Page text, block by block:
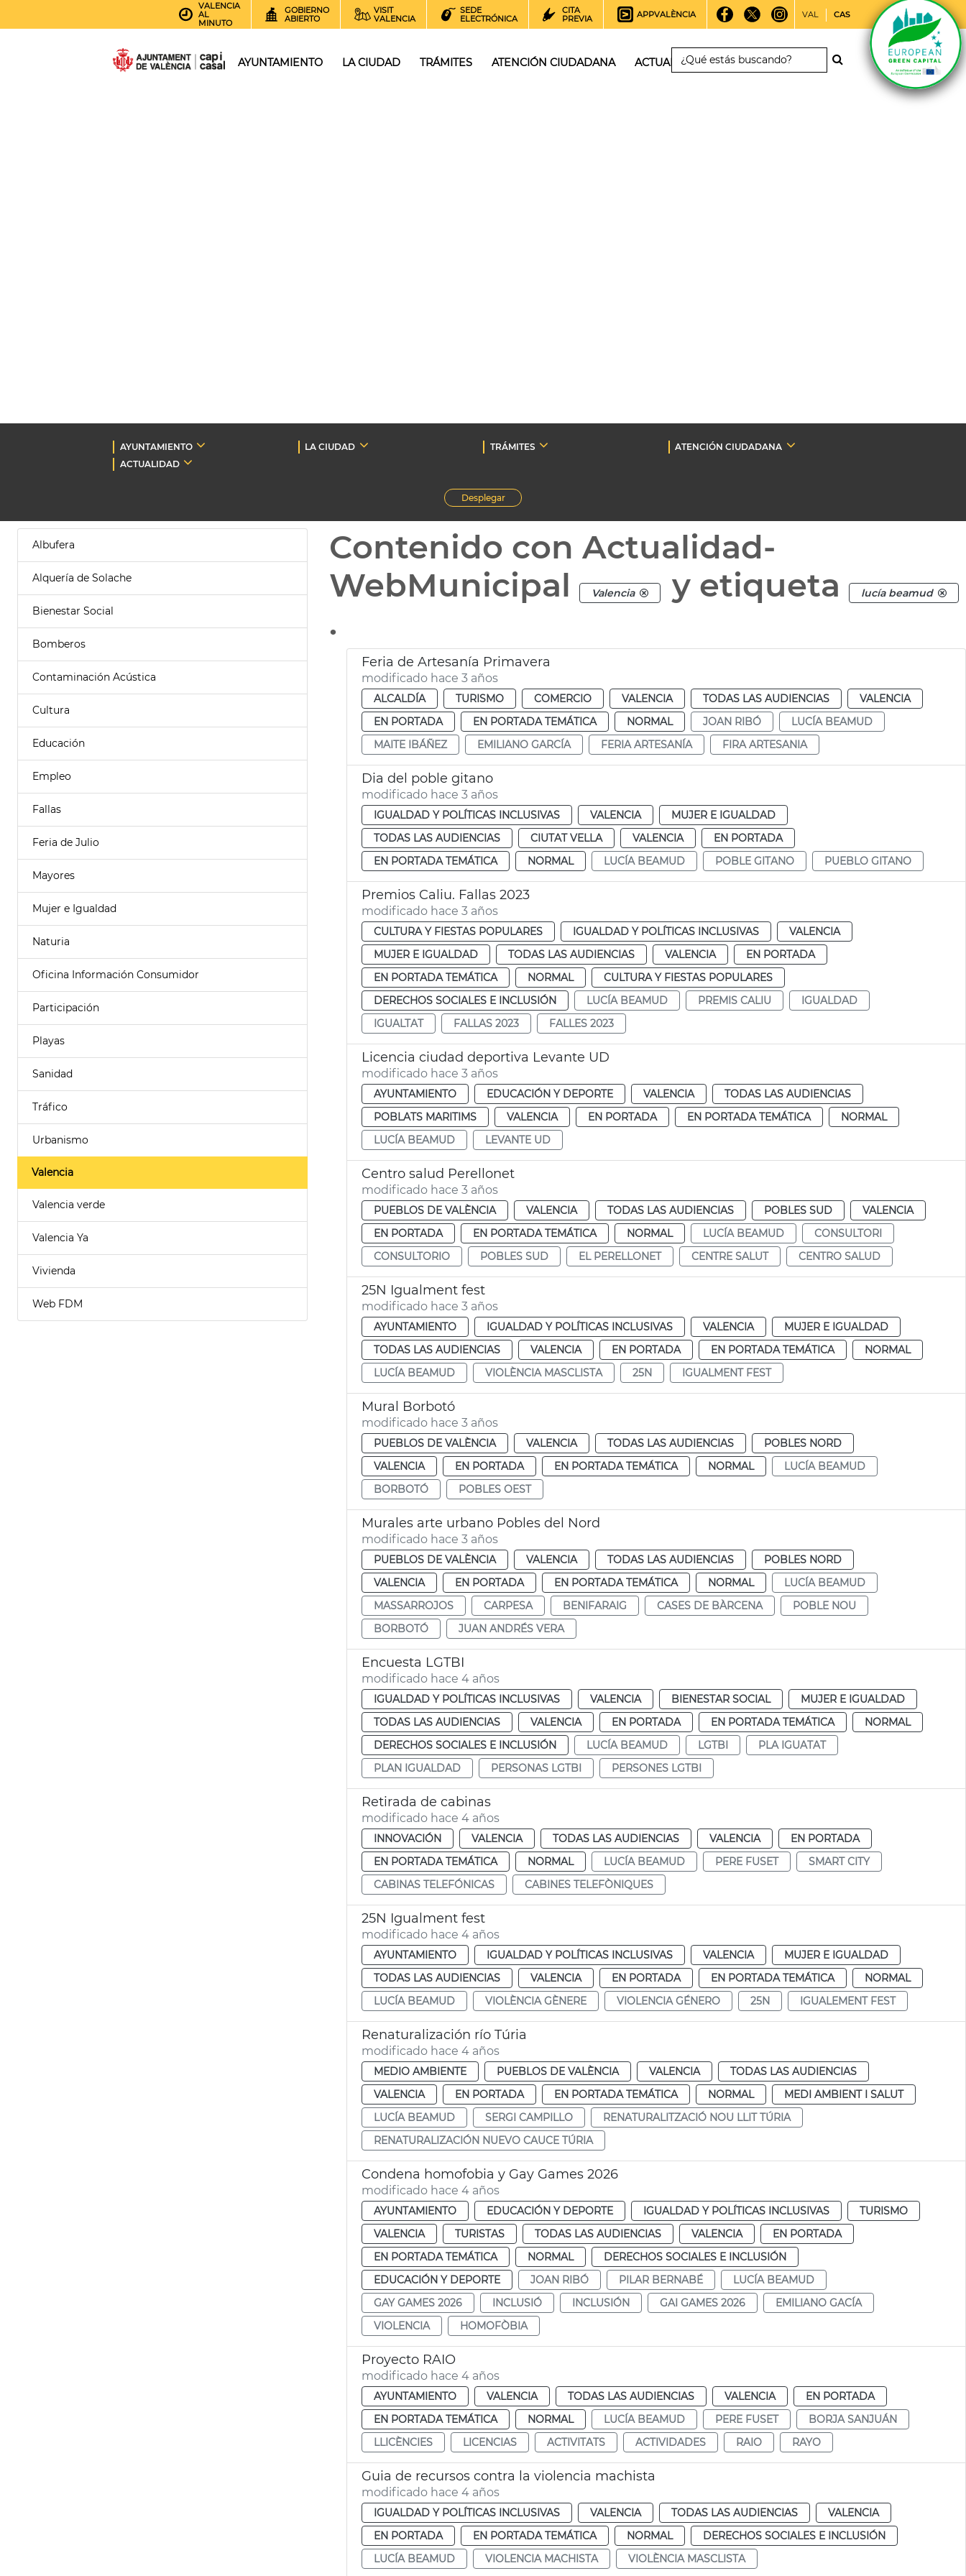
VALENCIA
AL
MINUTO
GOBIERNO
ABIERTO
VISIT
VALENCIA
SEDE
ELECTRÓNICA
CITA
PREVIA
APPVALÈNCIA VAL CAS
AYUNTAMIENTO LA CIUDAD TRÁMITES ATENCIÓN CIUDADANA ACTUALIDAD
AYUNTAMIENTO LA CIUDAD TRÁMITES
ATENCIÓN CIUDADANA
ACTUALIDAD
Desplegar
Albufera
Alquería de Solache
Bienestar Social
Bomberos
Contaminación Acústica
Cultura
Educación
Empleo
Fallas
Feria de Julio
Mayores
Mujer e Igualdad
Naturia
Oficina Información Consumidor
Participación
Playas
Sanidad
Tráfico
Urbanismo
Valencia
Valencia verde
Valencia Ya
Vivienda
Web FDM
Contenido con Actualidad-
WebMunicipal
Valencia y etiqueta lucía beamud
.
Feria de Artesanía Primavera
modificado hace 3 años
ALCALDÍA TURISMO COMERCIO VALENCIA TODAS LAS AUDIENCIAS
VALENCIA
EN PORTADA
EN PORTADA TEMÁTICA NORMAL JOAN RIBÓ
LUCÍA BEAMUD
MAITE IBÁÑEZ
EMILIANO GARCÍA FERIA ARTESANÍA FIRA ARTESANIA
Dia del poble gitano
modificado hace 3 años
IGUALDAD Y POLÍTICAS INCLUSIVAS VALENCIA
MUJER E IGUALDAD
TODAS LAS AUDIENCIAS
CIUTAT VELLA VALENCIA
EN PORTADA
EN PORTADA TEMÁTICA
NORMAL LUCÍA BEAMUD POBLE GITANO PUEBLO GITANO
Premios Caliu. Fallas 2023
modificado hace 3 años
CULTURA Y FIESTAS POPULARES IGUALDAD Y POLÍTICAS INCLUSIVAS
VALENCIA
MUJER E IGUALDAD
TODAS LAS AUDIENCIAS VALENCIA
EN PORTADA
EN PORTADA TEMÁTICA
NORMAL
CULTURA Y FIESTAS POPULARES
DERECHOS SOCIALES E INCLUSIÓN
LUCÍA BEAMUD PREMIS CALIU
IGUALDAD
IGUALTAT
FALLAS 2023 FALLES 2023
Licencia ciudad deportiva Levante UD
modificado hace 3 años
AYUNTAMIENTO EDUCACIÓN Y DEPORTE VALENCIA
TODAS LAS AUDIENCIAS
POBLATS MARITIMS
VALENCIA EN PORTADA EN PORTADA TEMÁTICA
NORMAL
LUCÍA BEAMUD
LEVANTE UD
Centro salud Perellonet
modificado hace 3 años
PUEBLOS DE VALÈNCIA VALENCIA TODAS LAS AUDIENCIAS POBLES SUD
VALENCIA
EN PORTADA
EN PORTADA TEMÁTICA NORMAL LUCÍA BEAMUD
CONSULTORI
CONSULTORIO
POBLES SUD EL PERELLONET CENTRE SALUT CENTRO SALUD
25N Igualment fest
modificado hace 3 años
AYUNTAMIENTO IGUALDAD Y POLÍTICAS INCLUSIVAS VALENCIA
MUJER E IGUALDAD
TODAS LAS AUDIENCIAS
VALENCIA EN PORTADA EN PORTADA TEMÁTICA
NORMAL
LUCÍA BEAMUD
VIOLÈNCIA MASCLISTA 25N IGUALMENT FEST
Mural Borbotó
modificado hace 3 años
PUEBLOS DE VALÈNCIA VALENCIA TODAS LAS AUDIENCIAS
POBLES NORD
VALENCIA
EN PORTADA EN PORTADA TEMÁTICA NORMAL
LUCÍA BEAMUD
BORBOTÓ
POBLES OEST
Murales arte urbano Pobles del Nord
modificado hace 3 años
PUEBLOS DE VALÈNCIA VALENCIA TODAS LAS AUDIENCIAS
POBLES NORD
VALENCIA
EN PORTADA EN PORTADA TEMÁTICA NORMAL
LUCÍA BEAMUD
MASSARROJOS
CARPESA BENIFARAIG CASES DE BÀRCENA
POBLE NOU
BORBOTÓ
JUAN ANDRÉS VERA
Encuesta LGTBI
modificado hace 4 años
IGUALDAD Y POLÍTICAS INCLUSIVAS VALENCIA BIENESTAR SOCIAL
MUJER E IGUALDAD
TODAS LAS AUDIENCIAS
VALENCIA EN PORTADA EN PORTADA TEMÁTICA
NORMAL
DERECHOS SOCIALES E INCLUSIÓN
LUCÍA BEAMUD LGTBI
PLA IGUATAT
PLAN IGUALDAD
PERSONAS LGTBI PERSONES LGTBI
Retirada de cabinas
modificado hace 4 años
INNOVACIÓN VALENCIA TODAS LAS AUDIENCIAS VALENCIA
EN PORTADA
EN PORTADA TEMÁTICA
NORMAL LUCÍA BEAMUD PERE FUSET
SMART CITY
CABINAS TELEFÓNICAS
CABINES TELEFÒNIQUES
25N Igualment fest
modificado hace 4 años
AYUNTAMIENTO IGUALDAD Y POLÍTICAS INCLUSIVAS VALENCIA
MUJER E IGUALDAD
TODAS LAS AUDIENCIAS
VALENCIA EN PORTADA EN PORTADA TEMÁTICA
NORMAL
LUCÍA BEAMUD
VIOLÈNCIA GÈNERE VIOLENCIA GÉNERO 25N IGUALEMENT FEST
Renaturalización río Túria
modificado hace 4 años
MEDIO AMBIENTE PUEBLOS DE VALÈNCIA VALENCIA
TODAS LAS AUDIENCIAS
VALENCIA
EN PORTADA EN PORTADA TEMÁTICA NORMAL
MEDI AMBIENT I SALUT
LUCÍA BEAMUD
SERGI CAMPILLO
RENATURALITZACIÓ NOU LLIT TÚRIA
RENATURALIZACIÓN NUEVO CAUCE TÚRIA
Condena homofobia y Gay Games 2026
modificado hace 4 años
AYUNTAMIENTO EDUCACIÓN Y DEPORTE IGUALDAD Y POLÍTICAS INCLUSIVAS
TURISMO
VALENCIA
TURISTAS TODAS LAS AUDIENCIAS VALENCIA
EN PORTADA
EN PORTADA TEMÁTICA
NORMAL
DERECHOS SOCIALES E INCLUSIÓN
EDUCACIÓN Y DEPORTE
JOAN RIBÓ PILAR BERNABÉ
LUCÍA BEAMUD
GAY GAMES 2026
INCLUSIÓ INCLUSIÓN GAI GAMES 2026
EMILIANO GACÍA
VIOLENCIA
HOMOFÒBIA
Proyecto RAIO
modificado hace 4 años
AYUNTAMIENTO VALENCIA TODAS LAS AUDIENCIAS VALENCIA
EN PORTADA
EN PORTADA TEMÁTICA
NORMAL LUCÍA BEAMUD PERE FUSET
BORJA SANJUÁN
LLICÈNCIES
LICENCIAS ACTIVITATS ACTIVIDADES RAIO RAYO
Guia de recursos contra la violencia machista
modificado hace 4 años
IGUALDAD Y POLÍTICAS INCLUSIVAS VALENCIA TODAS LAS AUDIENCIAS
VALENCIA
EN PORTADA
EN PORTADA TEMÁTICA NORMAL
DERECHOS SOCIALES E INCLUSIÓN
LUCÍA BEAMUD
VIOLENCIA MACHISTA VIOLÈNCIA MASCLISTA